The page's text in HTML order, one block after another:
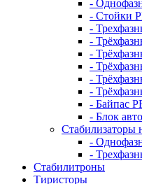
-
- Стойки
-
-
-
-
-
-
- Байпас
- Блок
-
-
Стабилитроны
Тиристоры